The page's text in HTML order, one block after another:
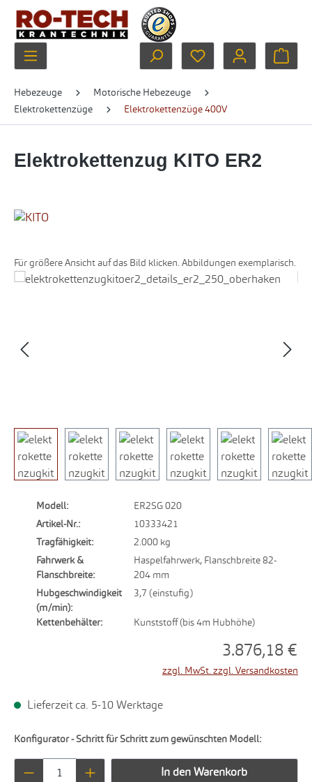
Zum Hauptinhalt springen
Du hast 0 Produkte
Hebezeuge
Motorische Hebezeuge
Elektrokettenzüge
Elektrokettenzüge 400V
Elektrokettenzug KITO ER2
Für größere Ansicht auf das Bild klicken. Abbildungen exemplarisch.
Bildergalerie überspringen
Modell:
ER2SG 020
Artikel-Nr.:
10333421
Tragfähigkeit:
2.000 kg
Fahrwerk &
Flanschbreite:
Haspelfahrwerk, Flanschbreite 82-
204 mm
Hubgeschwindigkeit
(m/min):
3,7 (einstufig)
Kettenbehälter: Kunststoff (bis 4m Hubhöhe)
3.876,18 €
zzgl. MwSt. zzgl. Versandkosten
Lieferzeit ca. 5-10 Werktage
Konfigurator - Schritt für Schritt zum gewünschten Modell:
Produkt Anzahl: Gib den gewünschten
In den Warenkorb